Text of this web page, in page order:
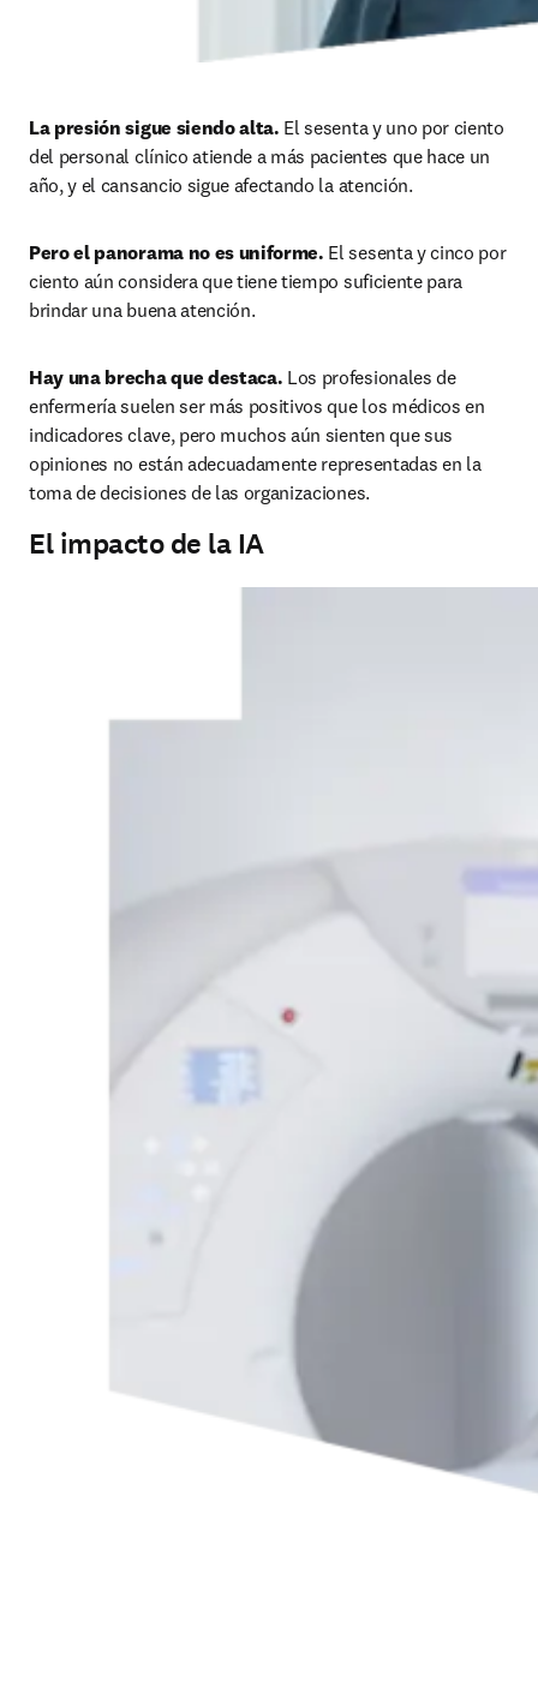
La presión sigue siendo alta. El sesenta y uno por ciento
del personal clínico atiende a más pacientes que hace un
año, y el cansancio sigue afectando la atención.
Pero el panorama no es uniforme. El sesenta y cinco por
ciento aún considera que tiene tiempo suficiente para
brindar una buena atención.
Hay una brecha que destaca. Los profesionales de
enfermería suelen ser más positivos que los médicos en
indicadores clave, pero muchos aún sienten que sus
opiniones no están adecuadamente representadas en la
toma de decisiones de las organizaciones.
El impacto de la IA